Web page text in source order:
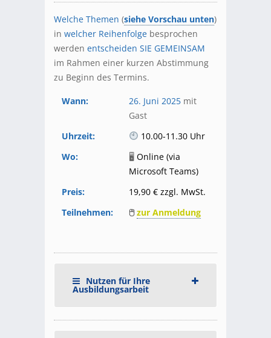
Welche Themen (siehe Vorschau unten)
in welcher Reihenfolge besprochen
werden entscheiden SIE GEMEINSAM
im Rahmen einer kurzen Abstimmung
zu Beginn des Termins.
Wann: 26. Juni 2025 mit
Gast
Uhrzeit:
10.00-11.30 Uhr
Wo:
🖥 Online (via
Microsoft Teams)
Preis:
19,90 € zzgl. MwSt.
Teilnehmen:
🖱zur Anmeldung
Nutzen für Ihre
Ausbildungsarbeit